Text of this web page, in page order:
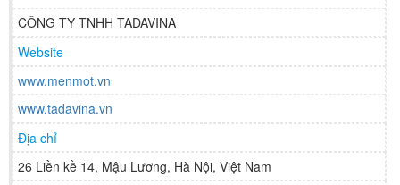
CÔNG TY TNHH TADAVINA
Website
www.menmot.vn
www.tadavina.vn
Địa chỉ
26 Liền kề 14, Mậu Lương, Hà Nội, Việt Nam